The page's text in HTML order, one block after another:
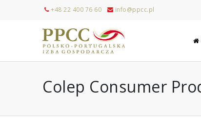
+48 22 400 76 60 info@ppcc.pl
Colep Consumer